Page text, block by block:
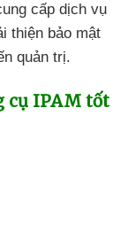
cấp dịch vụ
thiện bảo mật
quản trị.
cụ IPAM tốt